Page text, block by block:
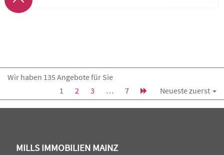
Wir haben 135 Angebote für Sie
1
2 3 … 7 Neueste zuerst
MILLS IMMOBILIEN MAINZ